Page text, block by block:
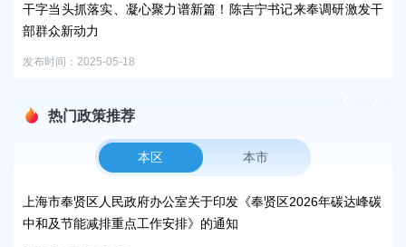
干字当头抓落实、凝心聚力谱新篇！陈吉宁书记来奉调研激发干
部群众新动力
发布时间：2025-05-18
热门政策推荐
本区 本市
上海市奉贤区人民政府办公室关于印发《奉贤区2026年碳达峰碳
中和及节能减排重点工作安排》的通知